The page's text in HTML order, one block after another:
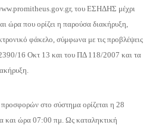
του ΕΣΗΔΗΣ μέχρι
ώρα που ορίζει η παρούσα διακήρυξη,
φάκελο, σύμφωνα με τις προβλέψεις
16 Οκτ 13 και του ΠΔ 118/2007 και τα
στο σύστημα ορίζεται η 28
και ώρα 07:00 πμ. Ως καταληκτική